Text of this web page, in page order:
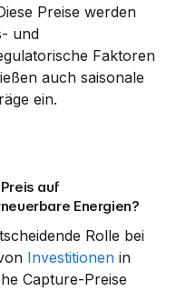
Preise werden
und
Faktoren
auch saisonale
ein.
auf
Energien?
Rolle bei
Investitionen in
Capture-Preise